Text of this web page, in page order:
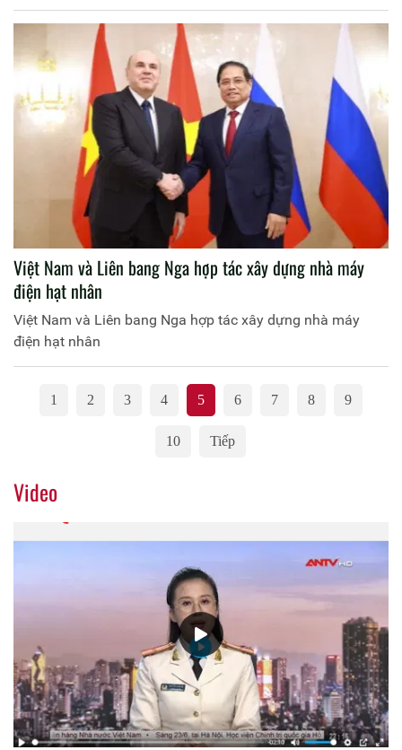
Việt Nam và Liên bang Nga hợp tác xây dựng nhà máy
điện hạt nhân
Việt Nam và Liên bang Nga hợp tác xây dựng nhà máy
điện hạt nhân
1 2 3 4 5 6 7 8 9
10 Tiếp
Video